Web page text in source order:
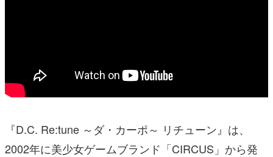
『D.C. Re:tune ～ダ・カーポ～ リチューン』は、
2002年に美少女ゲームブランド「CIRCUS」から発